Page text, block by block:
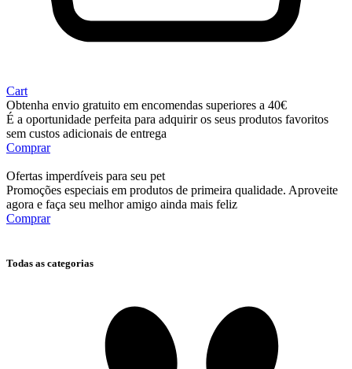
Cart
Obtenha envio gratuito em encomendas superiores a 40€
É a oportunidade perfeita para adquirir os seus produtos favoritos
sem custos adicionais de entrega
Comprar
Ofertas imperdíveis para seu pet
Promoções especiais em produtos de primeira qualidade. Aproveite
agora e faça seu melhor amigo ainda mais feliz
Comprar
Todas as categorias